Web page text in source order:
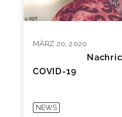
MÄRZ 20, 2020
COVID-19
NEWS